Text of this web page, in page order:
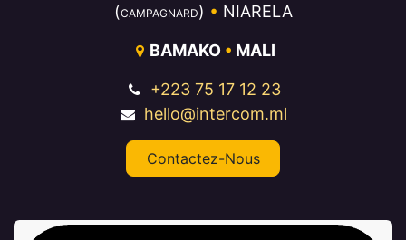
(CAMPAGNARD) • NIARELA
BAMAKO • MALI
+223 75 17 12 23
hello@intercom.ml
Contactez-Nous